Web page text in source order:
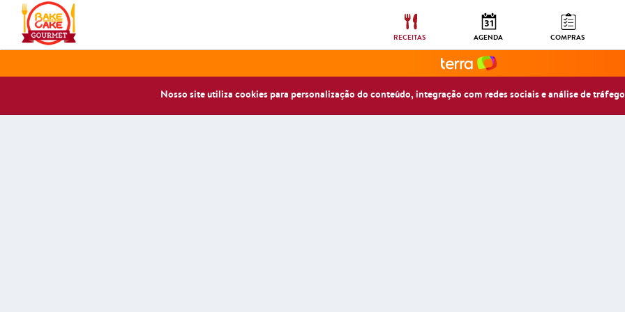
Nosso site utiliza cookies para personalização do conteúdo, integração com redes sociais e análise de
RECEITAS AGENDA COMPRAS